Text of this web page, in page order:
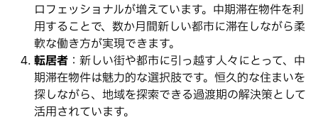
ロフェッショナルが増えています。中期滞在物件を利
用することで、数か月間新しい都市に滞在しながら柔
軟な働き方が実現できます。
転居者 ：新しい街や都市に引っ越す人々にとって、中
期滞在物件は魅力的な選択肢です。恒久的な住まいを
探しながら、地域を探索できる過渡期の解決策として
活用されています。